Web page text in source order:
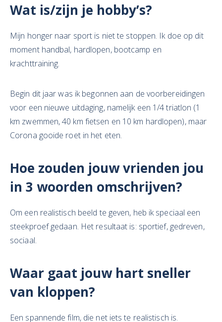
Wat is/zijn je hobby’s?
Mijn honger naar sport is niet te stoppen. Ik doe op dit
moment handbal, hardlopen, bootcamp en
krachttraining.
Begin dit jaar was ik begonnen aan de voorbereidingen
voor een nieuwe uitdaging, namelijk een 1/4 triatlon (1
km zwemmen, 40 km fietsen en 10 km hardlopen), maar
Corona gooide roet in het eten.
Hoe zouden jouw vrienden jou
in 3 woorden omschrijven?
Om een realistisch beeld te geven, heb ik speciaal een
steekproef gedaan. Het resultaat is: sportief, gedreven,
sociaal.
Waar gaat jouw hart sneller
van kloppen?
Een spannende film, die net iets te realistisch is.